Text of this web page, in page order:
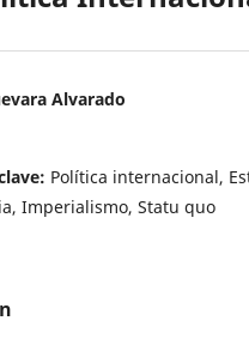
Alvarado
Política internacional,
Imperialismo, Statu quo